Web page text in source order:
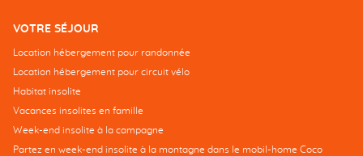
VOTRE SÉJOUR
Location hébergement pour randonnée
Location hébergement pour circuit vélo
Habitat insolite
Vacances insolites en famille
Week-end insolite à la campagne
Partez en week-end insolite à la montagne dans le mobil-home Coco